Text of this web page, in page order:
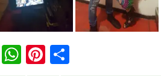
EmailWhatsApp
Pinterest